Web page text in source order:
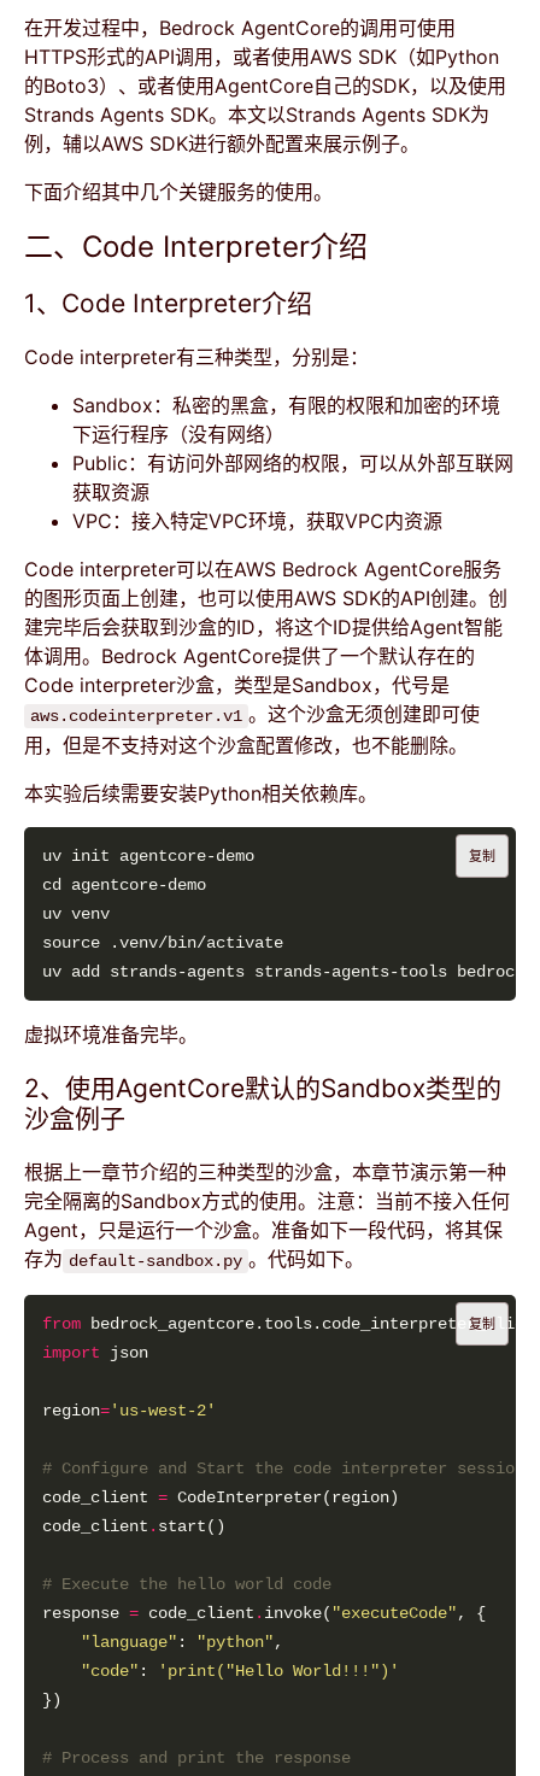
在开发过程中，Bedrock AgentCore的调用可使用
HTTPS形式的API调用，或者使用AWS SDK（如Python
的Boto3）、或者使用AgentCore自己的SDK，以及使用
Strands Agents SDK。本文以Strands Agents SDK为
例，辅以AWS SDK进行额外配置来展示例子。
下面介绍其中几个关键服务的使用。
二、Code Interpreter介绍
1、Code Interpreter介绍
Code interpreter有三种类型，分别是：
Sandbox：私密的黑盒，有限的权限和加密的环境
下运行程序（没有网络）
Public：有访问外部网络的权限，可以从外部互联网
获取资源
VPC：接入特定VPC环境，获取VPC内资源
Code interpreter可以在AWS Bedrock AgentCore服务
的图形页面上创建，也可以使用AWS SDK的API创建。创
建完毕后会获取到沙盒的ID，将这个ID提供给Agent智能
体调用。Bedrock AgentCore提供了一个默认存在的
Code interpreter沙盒，类型是Sandbox，代号是
aws.codeinterpreter.v1 。这个沙盒无须创建即可使
用，但是不支持对这个沙盒配置修改，也不能删除。
本实验后续需要安装Python相关依赖库。
复制
虚拟环境准备完毕。
2、使用AgentCore默认的Sandbox类型的
沙盒例子
根据上一章节介绍的三种类型的沙盒，本章节演示第一种
完全隔离的Sandbox方式的使用。注意：当前不接入任何
Agent，只是运行一个沙盒。准备如下一段代码，将其保
存为 default-sandbox.py 。代码如下。
from
import
region='us-west-2'
# Configure and Start the code interpreter session
code_client =
code_client .
# Execute the hello world code
response = code_client . invoke( "executeCode"
"language" : "python"
"code" :
'print("Hello World!!!")'
# Process and print the response
复制